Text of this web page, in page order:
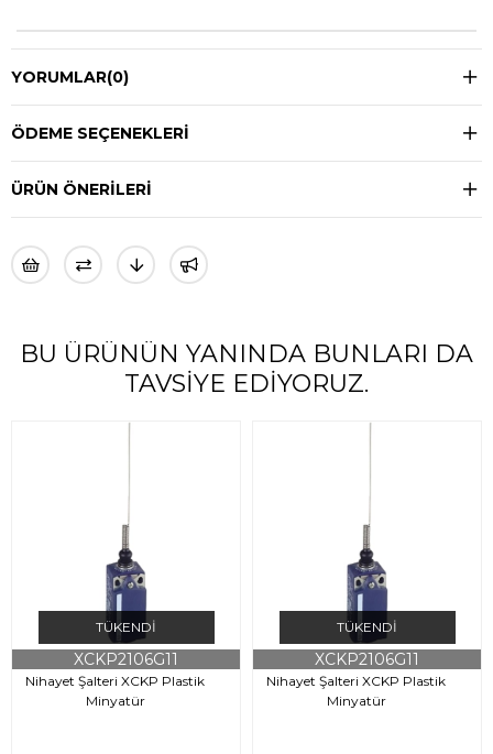
YORUMLAR(0)
ÖDEME SEÇENEKLERI
ÜRÜN ÖNERILERI
BU ÜRÜNÜN YANINDA BUNLARI DA
TAVSIYE EDIYORUZ.
TÜKENDI
Nihayet Şalteri XCKP Plastik
Minyatür
XCKP2106G11
TÜKENDI
Nihayet Şalteri XCKP Plastik
Minyatür
XCKP2106G11